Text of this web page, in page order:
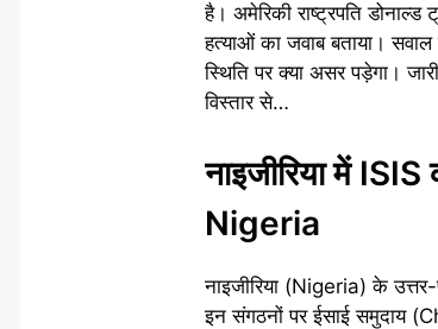
है। अमेरिकी राष्ट्रपति
हत्याओं का जवाब बताया।
स्थिति पर क्या असर पड़ेगा।
विस्तार से…
नाइजीरिया में
Nigeria
नाइजीरिया (Nigeria) के
इन संगठनों पर ईसाई समुदाय